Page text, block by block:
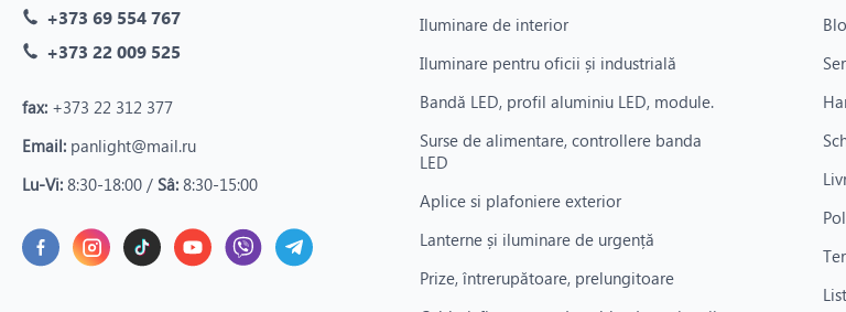
+373 69 554 767
+373 22 009 525
fax: +373 22 312 377
Email: panlight@mail.ru
Lu-Vi: 8:30-18:00 / Sâ: 8:30-15:00
Iluminare de interior
Iluminare pentru oficii și industrială
Bandă LED, profil aluminiu LED, module.
Surse de alimentare, controllere banda
LED
Aplice si plafoniere exterior
Lanterne și iluminare de urgență
Prize, întrerupătoare, prelungitoare